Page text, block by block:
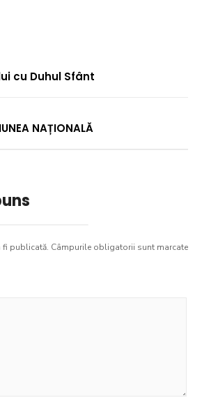
cu Duhul Sfânt
NAȚIONALĂ
fi publicată. Câmpurile obligatorii sunt marcate